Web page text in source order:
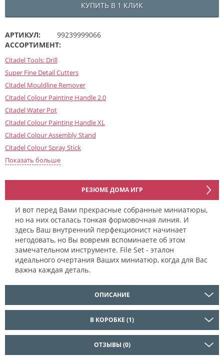
КУПИТЬ В 1 КЛИК
АРТИКУЛ:
99239999066
АССОРТИМЕНТ:
Citadel Tools: Drill
Super Fine Detail Cutters
Citadel Mouldline Remover
Citadel Colour Painting Handle 2.0
Citadel Water Pot
Citadel Colour Painting Handle XL
Citadel Colour Assembly Stand
Citadel Colour Spray Stick
Citadel Colour Sub-assembly Holder
Warhammer Colour Painting Handle 3.0
Показать больше
РЕЗЮМЕ ДОМА ИГР
И вот перед Вами прекрасные собранные миниатюры,
но на них осталась тонкая формовочная линия. И
здесь Ваш внутренний перфекционист начинает
негодовать, но Вы вовремя вспоминаете об этом
замечательном инструменте. File Set - эталон
идеального очертания Ваших миниатюр, когда для Вас
важна каждая деталь.
ОПИСАНИЕ
В КОРОБКЕ (1)
ОТЗЫВЫ (0)